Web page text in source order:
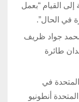
القيام “بعمل
في الحال”.
محمد جواد ظريف
طائرة
في
أنطونيو